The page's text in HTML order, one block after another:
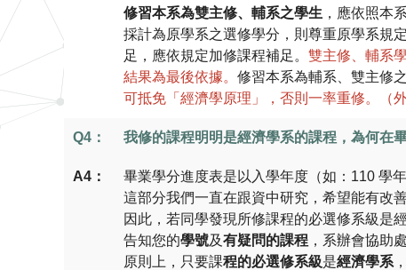
修習本系為雙主修、輔系之學生 ，應依照本
採計為原學系之選修學分，則尊重原學系規
足，應依規定加修課程補足。 雙主修、輔系
結果為最後依據。 修習本系為輔系、雙主修
可抵免「經濟學原理」，否則一率重修。（外
Q4： 我修的課程明明是經濟學系的課程，為何在
A4：
畢業學分進度表是以入學年度（如：110 學
這部分我們一直在跟資中研究，希望能有改善
因此，若同學發現所修課程的必選修系級是
告知您的學號及有疑問的課程 ，系辦會協助
原則上，只要課程的必選修系級是經濟學系